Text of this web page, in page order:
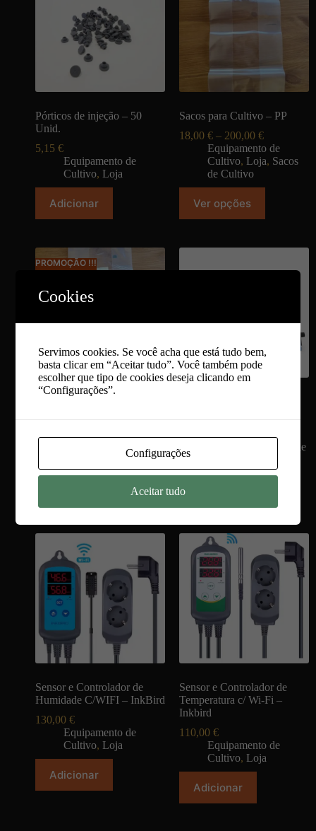
Pórticos de injeção – 50
Unid.
5,15 €
Equipamento de
Cultivo, Loja
Adicionar
Sacos para Cultivo – PP
18,00 € – 200,00 €
Equipamento de
Cultivo, Loja, Sacos
de Cultivo
Ver opções
PROMOÇÃO !!!
23,00€ – 300,00€
,Sacos
Equipamento de
Sensor e Controlador de
Humidade C/WIFI – InkBird
130,00 €
Equipamento de
Cultivo, Loja
Adicionar
Sensor e Controlador de
Temperatura c/ Wi-Fi –
Inkbird
110,00 €
Equipamento de
Cultivo, Loja
Adicionar
Cookies
Servimos cookies. Se você acha que está tudo bem,
basta clicar em “Aceitar tudo”. Você também pode
escolher que tipo de cookies deseja clicando em
“Configurações”.
Configurações
Aceitar tudo